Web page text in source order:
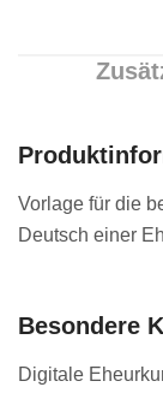
Vorlage für die
Deutsch einer
Besondere
Digitale